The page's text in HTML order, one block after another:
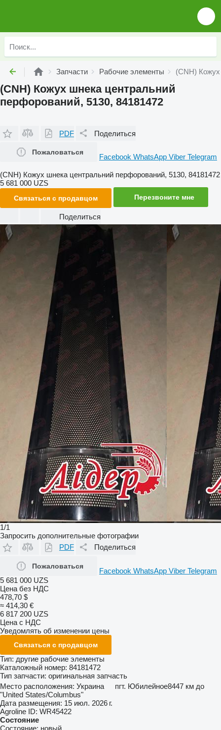
Запчасти Рабочие элементы (CNH)
(CNH) Кожух шнека центральний
перфорований, 5130, 84181472
PDF Поделиться
Пожаловаться
Facebook WhatsApp Viber Telegram
(CNH) Кожух шнека центральний перфорований, 5130, 84181472
5 681 000 UZS
Связаться с продавцом Перезвоните мне
Поделиться
1/1
Запросить дополнительные фотографии
PDF
Поделиться
Пожаловаться
Facebook WhatsApp Viber Telegram
5 681 000 UZS
Цена без НДС
478,70 $
≈ 414,30 €
6 817 200 UZS
Цена с НДС
Уведомлять об изменении цены
Связаться с продавцом
Тип: другие рабочие элементы
Каталожный номер: 84181472
Тип запчасти: оригинальная запчасть
Место расположения: Украина пгт. Юбилейное8447 км до
"United States/Columbus"
Дата размещения: 15 июл. 2026 г.
Agroline ID: WR45422
Состояние
Состояние: новый